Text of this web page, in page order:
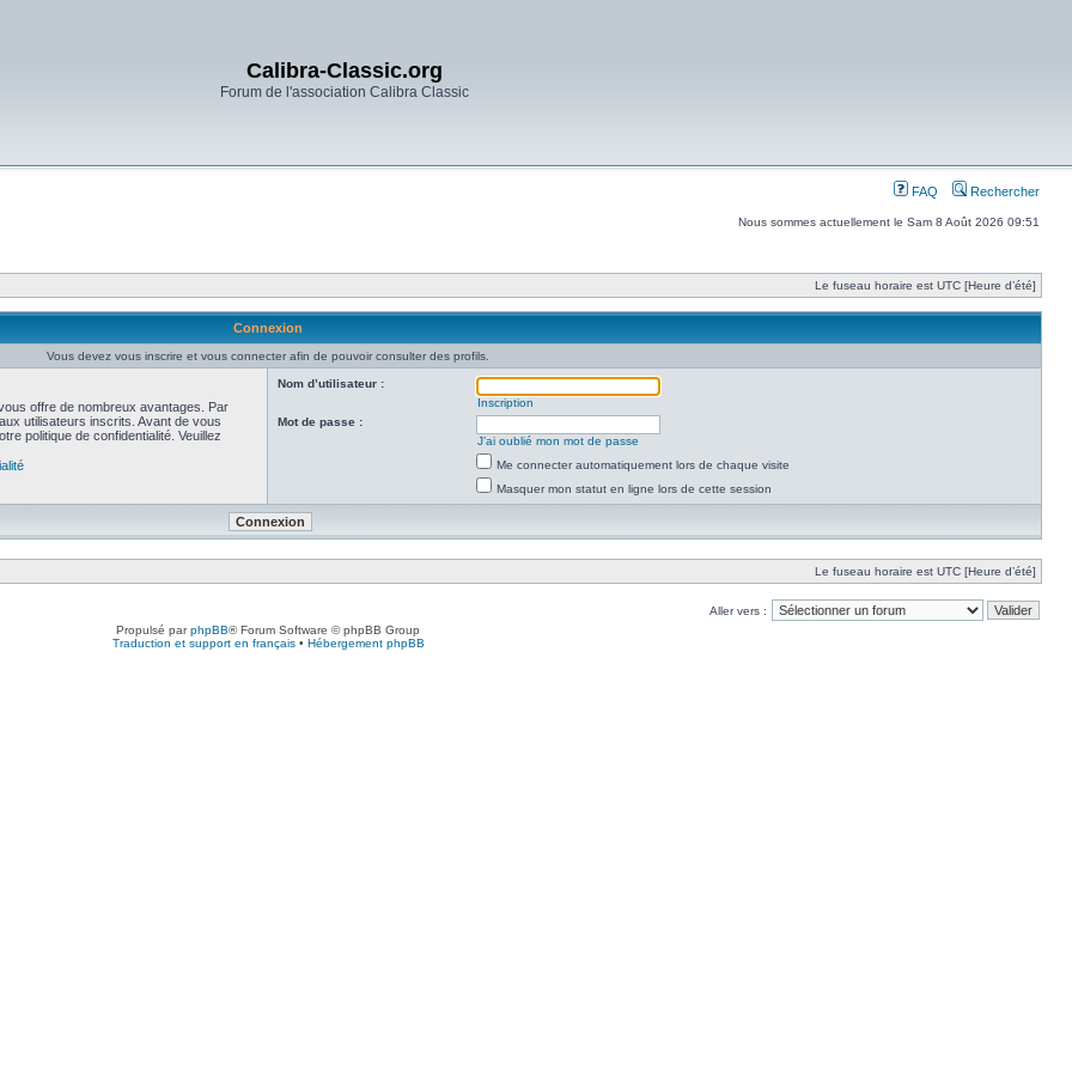
Calibra-Classic.org
Forum de l'association Calibra Classic
FAQ Rechercher
Nous sommes actuellement le Sam 8 Août 2026 09:51
Le fuseau horaire est UTC [Heure d’été]
Connexion
Vous devez vous inscrire et vous connecter afin de pouvoir consulter des profils.
offre de nombreux avantages. Par
utilisateurs inscrits. Avant de vous
politique de confidentialité. Veuillez
Nom d’utilisateur :
Inscription
Mot de passe :
J’ai oublié mon mot de passe
Me connecter automatiquement lors de chaque visite
Masquer mon statut en ligne lors de cette session
Le fuseau horaire est UTC [Heure d’été]
Aller vers :
Propulsé parphpBB® Forum Software © phpBB Group
Traduction et support en français• Hébergement phpBB